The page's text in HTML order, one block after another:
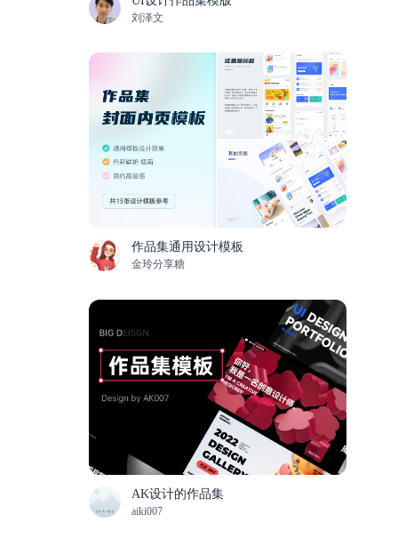
刘泽文
作品集通用设计模板
金玲分享糖
AK设计的作品集
aiki007